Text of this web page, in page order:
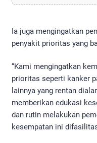
Ia juga mengingatkan
penyakit prioritas yang
“Kami mengingatkan
prioritas seperti kanker
lainnya yang rentan
memberikan edukasi
dan rutin melakukan
kesempatan ini